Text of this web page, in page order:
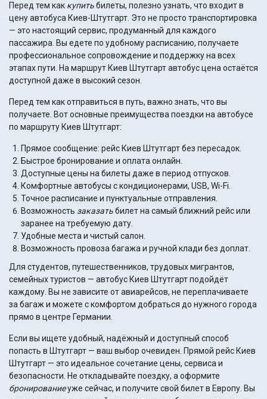
Перед тем как купитьбилеты, полезно узнать, что входит в
цену автобуса Киев-Штутгарт. Это не просто транспортировка
— это настоящий сервис, продуманный для каждого
пассажира. Вы едете по удобному расписанию, получаете
профессиональное сопровождение и поддержку на всех
этапах пути. На маршрут Киев Штутгарт автобус цена остаётся
доступной даже в высокий сезон.
Перед тем как отправиться в путь, важно знать, что вы
получаете. Вот основные преимущества поездки на автобусе
по маршруту Киев Штутгарт:
Прямое сообщение: рейс Киев Штутгарт без пересадок.
Быстрое бронирование и оплата онлайн.
Доступные цены на билеты даже в период отпусков.
Комфортные автобусы с кондиционерами, USB, Wi-Fi.
Точное расписание и пунктуальные отправления.
Возможность заказатьбилет на самый ближний рейс или
заранее на требуемую дату.
Удобные места и чистый салон.
Возможность провоза багажа и ручной клади без доплат.
Для студентов, путешественников, трудовых мигрантов,
семейных туристов — автобус Киев Штутгарт подойдёт
каждому. Вы не зависите от авиарейсов, не переплачиваете
за багаж и можете с комфортом добраться до нужного города
прямо в центре Германии.
Если вы ищете удобный, надёжный и доступный способ
попасть в Штутгарт — ваш выбор очевиден. Прямой рейс Киев
Штутгарт — это идеальное сочетание цены, сервиса и
безопасности. Не откладывайте поездку, а оформите
бронированиеуже сейчас, и получите свой билет в Европу. Вы